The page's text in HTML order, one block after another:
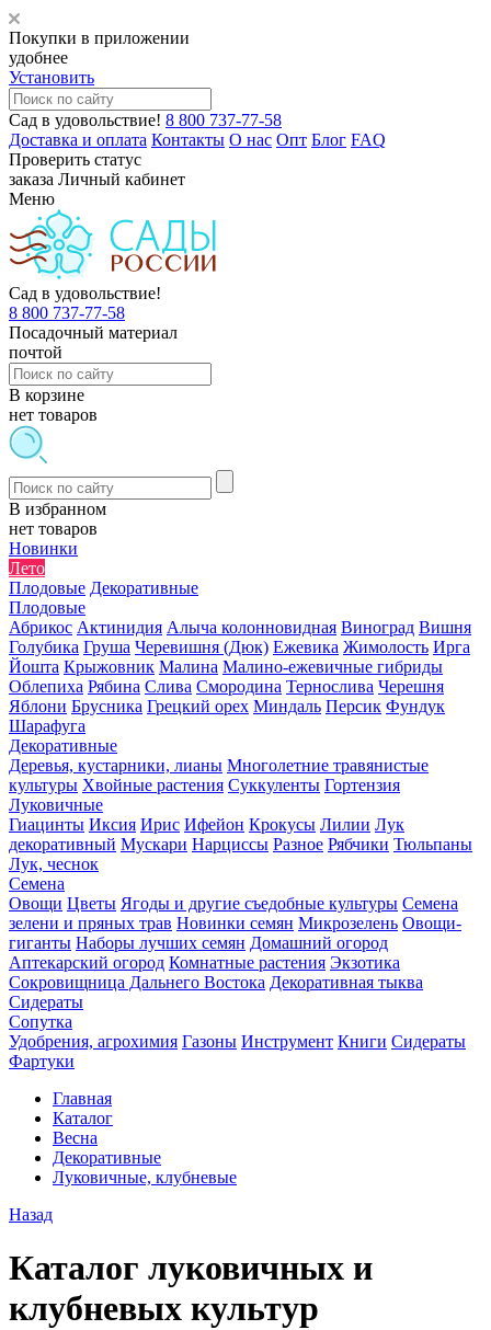
Покупки в приложении
удобнее
Установить
Сад в удовольствие! 8 800 737-77-58
Доставка и оплата Контакты О нас Опт Блог FAQ
Проверить статус
заказа Личный кабинет
Меню
Сад в удовольствие!
8 800 737-77-58
Посадочный материал
почтой
В корзине
нет товаров
В избранном
нет товаров
Новинки
Лето
Плодовые Декоративные
Плодовые
Абрикос Актинидия Алыча колонновидная Виноград Вишня
Голубика Груша Черевишня (Дюк) Ежевика Жимолость Ирга
Йошта Крыжовник Малина Малино-ежевичные гибриды
Облепиха Рябина Слива Смородина Тернослива Черешня
Яблони Брусника Грецкий орех Миндаль Персик Фундук
Шарафуга
Декоративные
Деревья, кустарники, лианы Многолетние травянистые
культуры Хвойные растения Суккуленты Гортензия
Луковичные
Гиацинты Иксия Ирис Ифейон Крокусы Лилии Лук
декоративный Мускари Нарциссы Разное Рябчики Тюльпаны
Лук, чеснок
Семена
Овощи Цветы Ягоды и другие съедобные культуры Семена
зелени и пряных трав Новинки семян Микрозелень Овощи-
гиганты Наборы лучших семян Домашний огород
Аптекарский огород Комнатные растения Экзотика
Сокровищница Дальнего Востока Декоративная тыква
Сидераты
Сопутка
Удобрения, агрохимия Газоны Инструмент Книги Сидераты
Фартуки
Главная
Каталог
Весна
Декоративные
Луковичные, клубневые
Назад
Каталог луковичных и
клубневых культур